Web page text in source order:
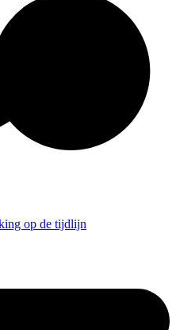
op de tijdlijn